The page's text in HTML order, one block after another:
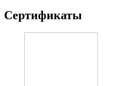
Сертификаты